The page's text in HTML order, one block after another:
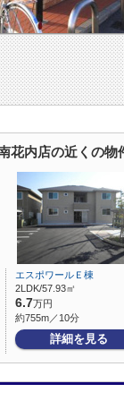
花内店の近くの物
エスポワールＥ棟
2LDK/57.93㎡
6.7万円
約755m／10分
詳細を見る